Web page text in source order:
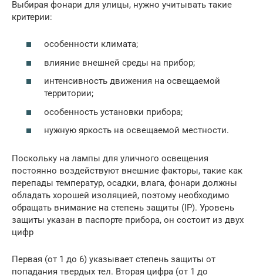
Выбирая фонари для улицы, нужно учитывать такие
критерии:
особенности климата;
влияние внешней среды на прибор;
интенсивность движения на освещаемой
территории;
особенность установки прибора;
нужную яркость на освещаемой местности.
Поскольку на лампы для уличного освещения
постоянно воздействуют внешние факторы, такие как
перепады температур, осадки, влага, фонари должны
обладать хорошей изоляцией, поэтому необходимо
обращать внимание на степень защиты (IP). Уровень
защиты указан в паспорте прибора, он состоит из двух
цифр
Первая (от 1 до 6) указывает степень защиты от
попадания твердых тел. Вторая цифра (от 1 до